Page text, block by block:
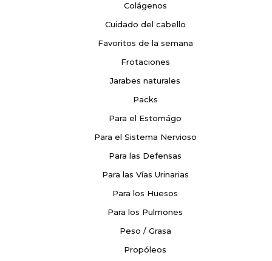
Colágenos
Cuidado del cabello
Favoritos de la semana
Frotaciones
Jarabes naturales
Packs
Para el Estomágo
Para el Sistema Nervioso
Para las Defensas
Para las Vías Urinarias
Para los Huesos
Para los Pulmones
Peso / Grasa
Propóleos